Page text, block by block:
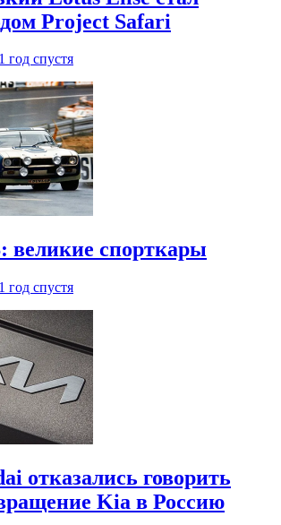
Project Safari
1 год спустя
великие спорткары
1 год спустя
отказались говорить
Kia в Россию